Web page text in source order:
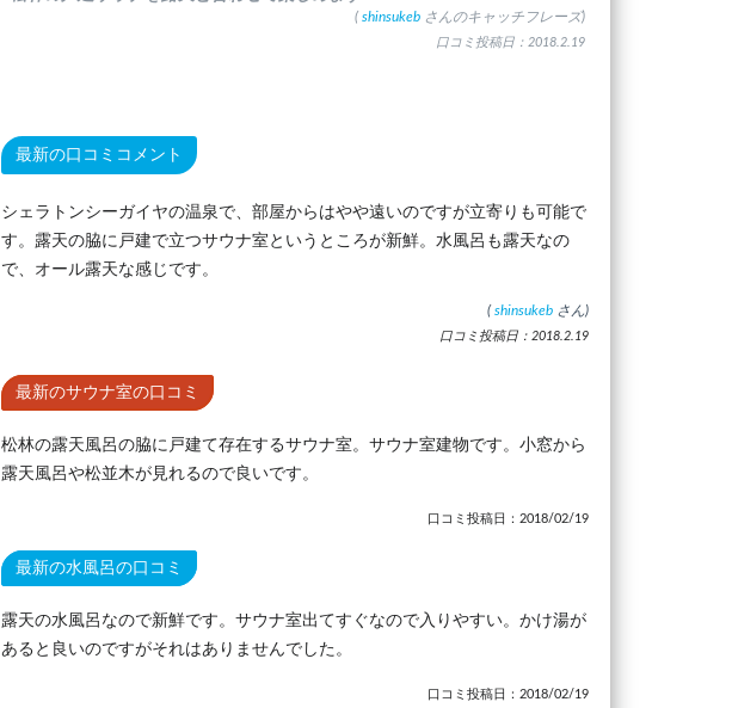
( shinsukeb さんのキャッチフレーズ)
口コミ投稿日：2018.2.19
最新の口コミコメント
シェラトンシーガイヤの温泉で、部屋からはやや遠いのですが立寄りも可能で
す。露天の脇に戸建で立つサウナ室というところが新鮮。水風呂も露天なの
で、オール露天な感じです。
( shinsukeb さん)
口コミ投稿日：2018.2.19
最新のサウナ室の口コミ
松林の露天風呂の脇に戸建て存在するサウナ室。サウナ室建物です。小窓から
露天風呂や松並木が見れるので良いです。
口コミ投稿日：2018/02/19
最新の水風呂の口コミ
露天の水風呂なので新鮮です。サウナ室出てすぐなので入りやすい。かけ湯が
あると良いのですがそれはありませんでした。
口コミ投稿日：2018/02/19